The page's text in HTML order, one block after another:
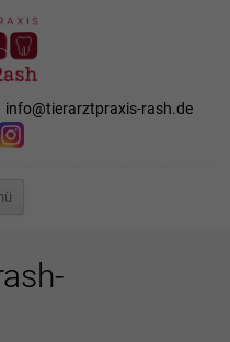
info@tierarztpraxis-rash.de